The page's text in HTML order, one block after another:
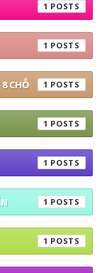
1
1
CHỖ 1
1
1
1
1